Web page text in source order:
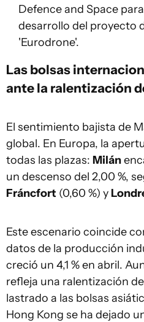
Defence and Space
desarrollo del proyecto
'Eurodrone'.
Las bolsas
ante la ralentización
El sentimiento bajista de
global. En Europa, la
todas las plazas: Milán
un descenso del 2,00 %,
Fráncfort (0,60 %) y
Este escenario coincide
datos de la producción
creció un 4,1 % en abril.
refleja una ralentización
lastrado a las bolsas
Hong Kong se ha dejado un